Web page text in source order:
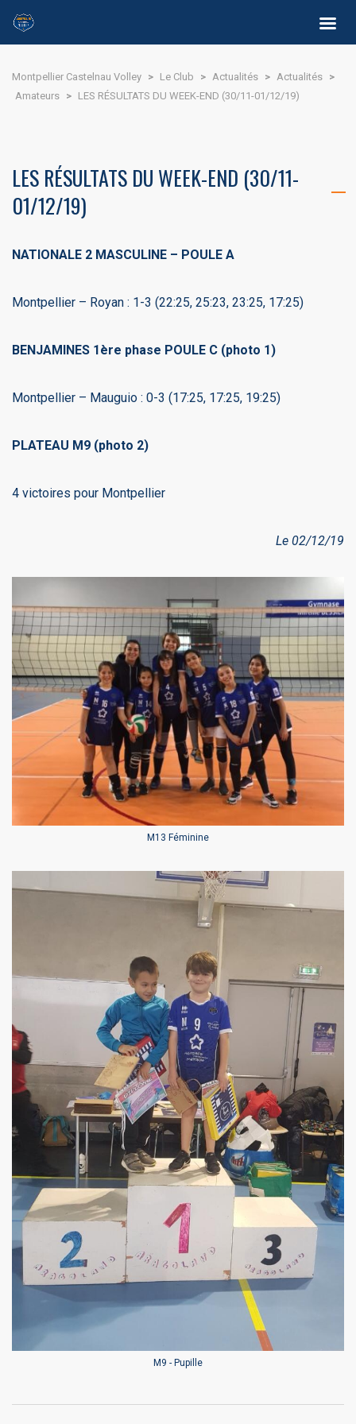
Montpellier Castelnau Volley > Le Club > Actualités > Actualités >
Amateurs > LES RÉSULTATS DU WEEK-END (30/11-01/12/19)
LES RÉSULTATS DU WEEK-END (30/11-
01/12/19)
NATIONALE 2 MASCULINE – POULE A
Montpellier – Royan : 1-3 (22:25, 25:23, 23:25, 17:25)
BENJAMINES 1ère phase POULE C (photo 1)
Montpellier – Mauguio : 0-3 (17:25, 17:25, 19:25)
PLATEAU M9 (photo 2)
4 victoires pour Montpellier
Le 02/12/19
M13 Féminine
M9 - Pupille